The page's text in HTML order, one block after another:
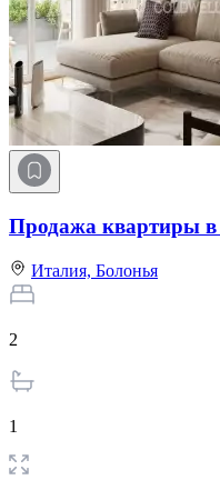
Продажа квартиры
Италия, Болонья
2
1